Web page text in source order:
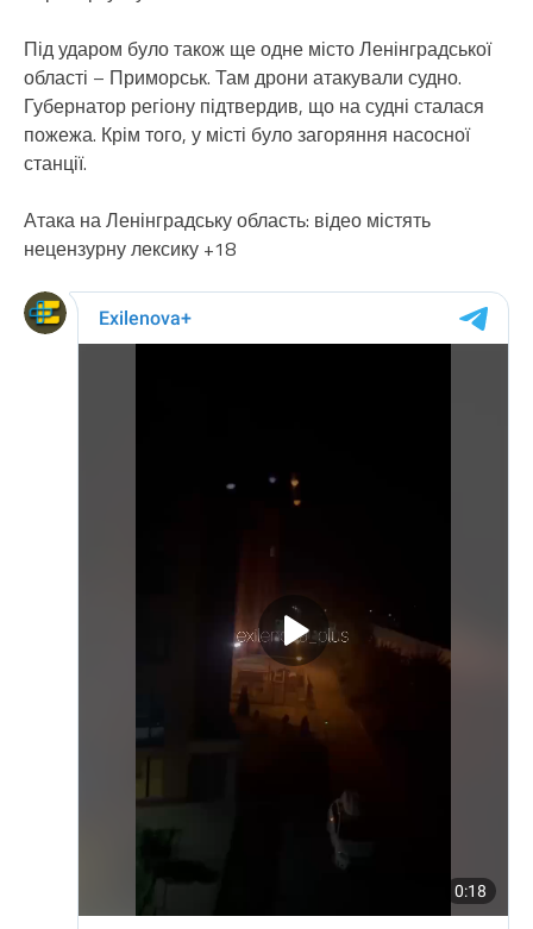
Під ударом було також ще одне місто Ленінградської
області – Приморськ. Там дрони атакували судно.
Губернатор регіону підтвердив, що на судні сталася
пожежа. Крім того, у місті було загоряння насосної
станції.
Атака на Ленінградську область: відео містять
нецензурну лексику +18